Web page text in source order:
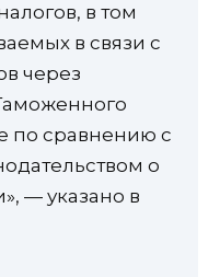
в том
в связи с
через
по сравнению с
о
— указано в